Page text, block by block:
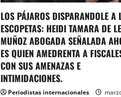
LOS PÁJAROS DISPARANDOLE A
ESCOPETAS: HEIDI TAMARA DE
MUÑOZ ABOGADA SEÑALADA
ES QUIEN AMEDRENTA A
CON SUS AMENAZAS E
INTIMIDACIONES.
Periodistas internacionales